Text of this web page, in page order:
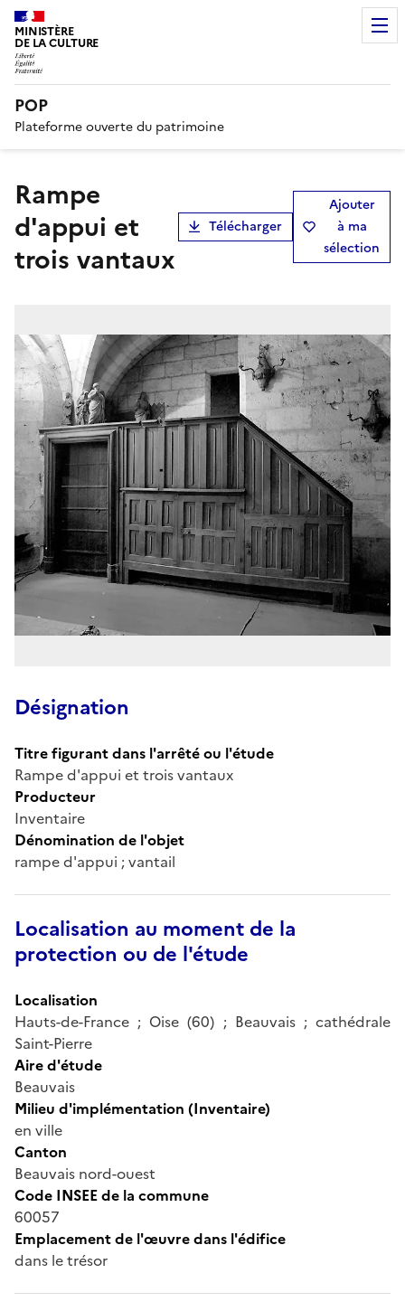
MINISTÈRE
DE LA CULTURE
POP
Plateforme ouverte du patrimoine
Rampe
d'appui et
trois vantaux
Télécharger
Ajouter
à ma
sélection
Désignation
Titre figurant dans l'arrêté ou l'étude
Rampe d'appui et trois vantaux
Producteur
Inventaire
Dénomination de l'objet
rampe d'appui ; vantail
Localisation au moment de la
protection ou de l'étude
Localisation
Hauts-de-France ; Oise (60) ; Beauvais ; cathédrale
Saint-Pierre
Aire d'étude
Beauvais
Milieu d'implémentation (Inventaire)
en ville
Canton
Beauvais nord-ouest
Code INSEE de la commune
60057
Emplacement de l'œuvre dans l'édifice
dans le trésor